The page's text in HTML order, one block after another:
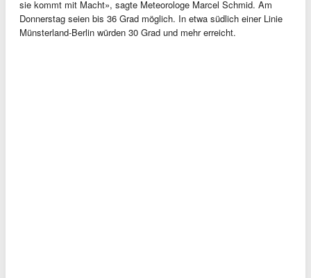
sie kommt mit Macht», sagte Meteorologe Marcel Schmid. Am
Donnerstag seien bis 36 Grad möglich. In etwa südlich einer Linie
Münsterland-Berlin würden 30 Grad und mehr erreicht.